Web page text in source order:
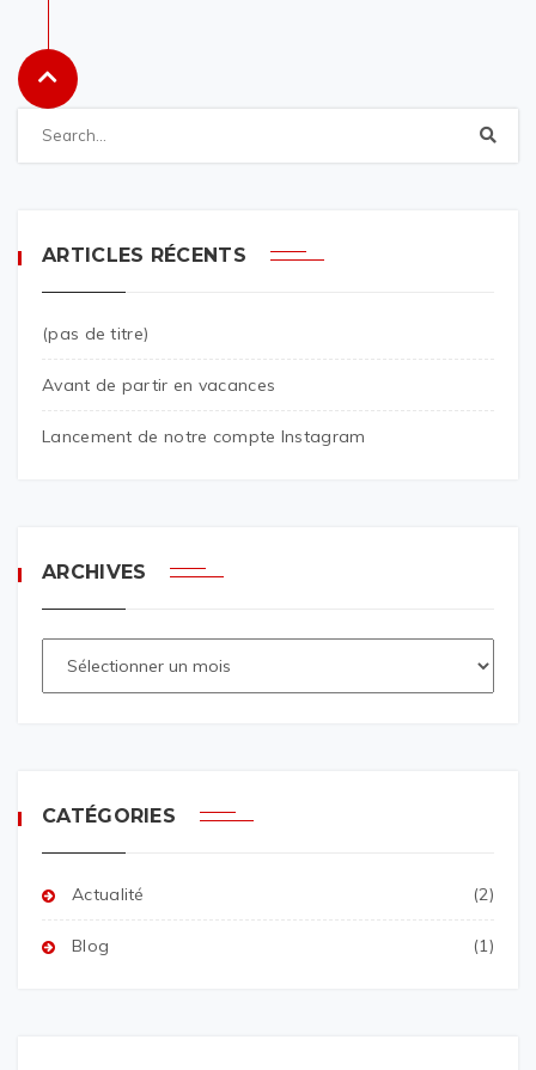
ARTICLES RÉCENTS
(pas de titre)
Avant de partir en vacances
Lancement de notre compte Instagram
ARCHIVES
CATÉGORIES
Actualité (2)
Blog (1)